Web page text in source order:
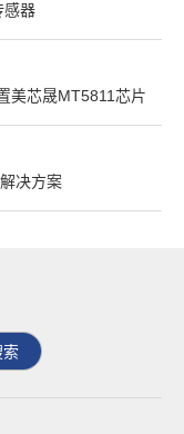
感器
美芯晟MT5811芯片
决方案
索